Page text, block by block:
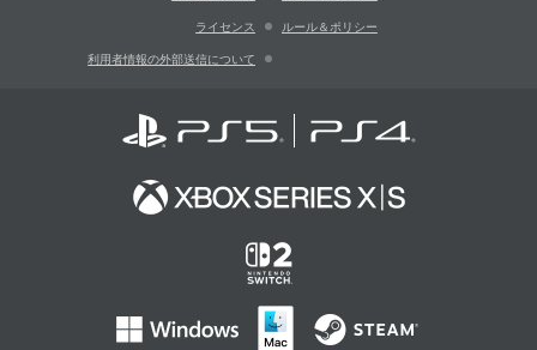
ライセンス ルール＆ポリシー
利用者情報の外部送信について